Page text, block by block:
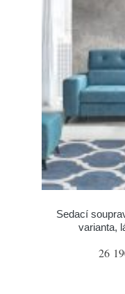
Sedací
varianta,
26